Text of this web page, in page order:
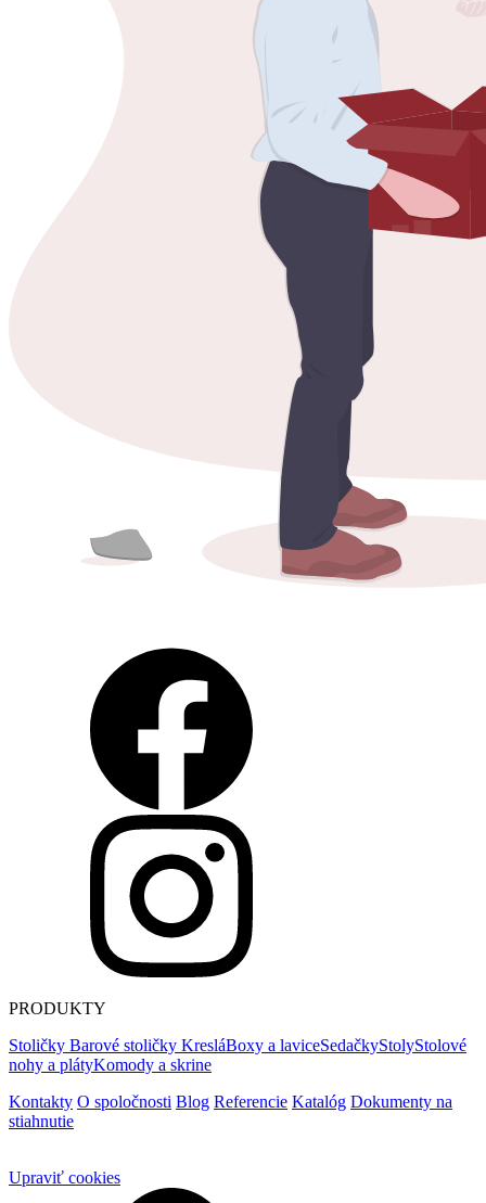
PRODUKTY
Stoličky Barové stoličky KresláBoxy a laviceSedačkyStolyStolové
nohy a plátyKomody a skrine
Kontakty O spoločnosti Blog Referencie Katalóg Dokumenty na
stiahnutie
Upraviť cookies